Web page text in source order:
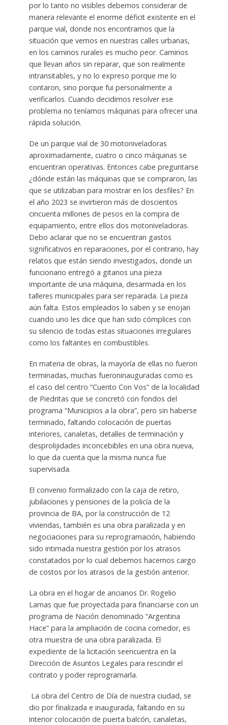
por lo tanto no visibles debemos considerar de
manera relevante el enorme déficit existente en el
parque vial, donde nos encontramos que la
situación que vemos en nuestras calles urbanas,
en los caminos rurales es mucho peor. Caminos
que llevan años sin reparar, que son realmente
intransitables, y no lo expreso porque me lo
contaron, sino porque fui personalmente a
verificarlos. Cuando decidimos resolver ese
problema no teníamos máquinas para ofrecer una
rápida solución.
De un parque vial de 30 motoniveladoras
aproximadamente, cuatro o cinco máquinas se
encuentran operativas. Entonces cabe preguntarse
¿dónde están las máquinas que se compraron, las
que se utilizaban para mostrar en los desfiles? En
el año 2023 se invirtieron más de doscientos
cincuenta millones de pesos en la compra de
equipamiento, entre ellos dos motoniveladoras.
Debo aclarar que no se encuentran gastos
significativos en reparaciones, por el contrario, hay
relatos que están siendo investigados, donde un
funcionario entregó a gitanos una pieza
importante de una máquina, desarmada en los
talleres municipales para ser reparada. La pieza
aún falta. Estos empleados lo saben y se enojan
cuando uno les dice que han sido cómplices con
su silencio de todas estas situaciones irregulares
como los faltantes en combustibles.
En materia de obras, la mayoría de ellas no fueron
terminadas, muchas fueroninauguradas como es
el caso del centro “Cuento Con Vos” de la localidad
de Piedritas que se concretó con fondos del
programa “Municipios a la obra”, pero sin haberse
terminado, faltando colocación de puertas
interiores, canaletas, detalles de terminación y
desprolijidades inconcebibles en una obra nueva,
lo que da cuenta que la misma nunca fue
supervisada.
El convenio formalizado con la caja de retiro,
jubilaciones y pensiones de la policía de la
provincia de BA, por la construcción de 12
viviendas, también es una obra paralizada y en
negociaciones para su reprogramación, habiendo
sido intimada nuestra gestión por los atrasos
constatados por lo cual debemos hacernos cargo
de costos por los atrasos de la gestión anterior.
La obra en el hogar de ancianos Dr. Rogelio
Lamas que fue proyectada para financiarse con un
programa de Nación denominado “Argentina
Hace” para la ampliación de cocina comedor, es
otra muestra de una obra paralizada. El
expediente de la licitación seencuentra en la
Dirección de Asuntos Legales para rescindir el
contrato y poder reprogramarla.
La obra del Centro de Día de nuestra ciudad, se
dio por finalizada e inaugurada, faltando en su
interior colocación de puerta balcón, canaletas,